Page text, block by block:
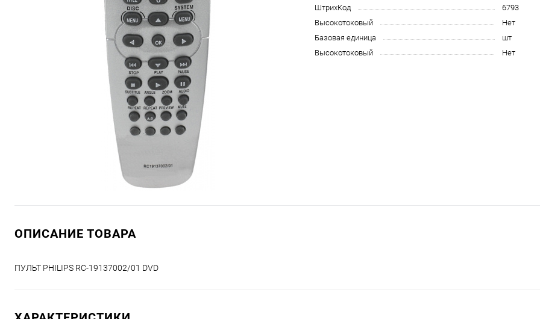
ШтрихКод
6793
Высокотоковый
Нет
Базовая единица
шт
Высокотоковый
Нет
ОПИСАНИЕ ТОВАРА
ПУЛЬТ PHILIPS RC-19137002/01 DVD